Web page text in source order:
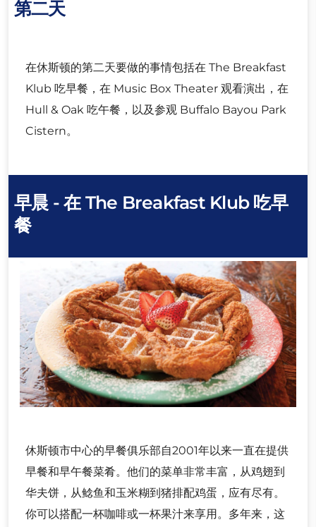
第二天
在休斯顿的第二天要做的事情包括在 The Breakfast
Klub 吃早餐，在 Music Box Theater 观看演出，在
Hull & Oak 吃午餐，以及参观 Buffalo Bayou Park
Cistern。
早晨 - 在 The Breakfast Klub 吃早
餐
休斯顿市中心的早餐俱乐部自2001年以来一直在提供
早餐和早午餐菜肴。他们的菜单非常丰富，从鸡翅到
华夫饼，从鲶鱼和玉米糊到猪排配鸡蛋，应有尽有。
你可以搭配一杯咖啡或一杯果汁来享用。多年来，这